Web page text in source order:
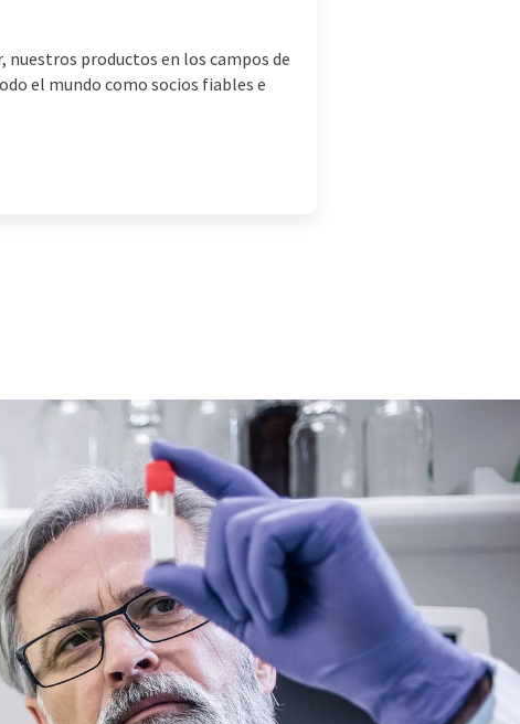
nuestros productos en los campos de
el mundo como socios fiables e